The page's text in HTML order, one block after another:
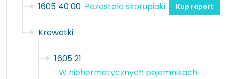
1605 40 00 Pozostałe skorupiaki Kup raport
Krewetki
1605 21
W niehermetycznych pojemnikach